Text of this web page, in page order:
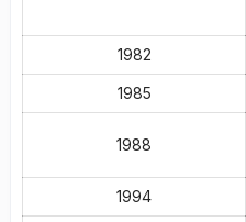
1982
1985
1988
1994